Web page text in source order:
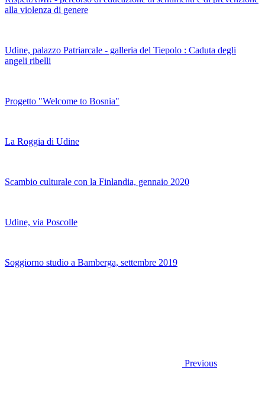
alla violenza di genere
Udine, palazzo Patriarcale - galleria del Tiepolo : Caduta degli
angeli ribelli
Progetto "Welcome to Bosnia"
La Roggia di Udine
Scambio culturale con la Finlandia, gennaio 2020
Udine, via Poscolle
Soggiorno studio a Bamberga, settembre 2019
Previous